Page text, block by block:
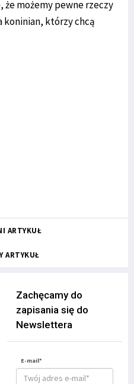
że możemy pewne rzeczy
koninian, którzy chcą
ARTYKUŁ
ARTYKUŁ
Zachęcamy do
zapisania się do
Newslettera
E-mail*